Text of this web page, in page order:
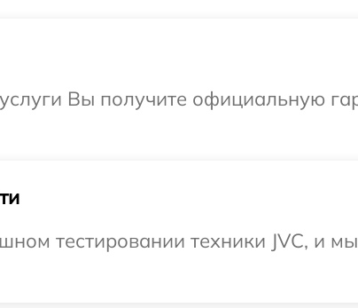
Вы получите официальную
тестировании техники JVC, и